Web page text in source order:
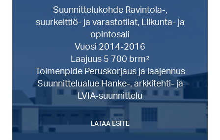
Suunnittelukohde Ravintola-,
suurkeittiö- ja varastotilat, Liikunta- ja
opintosali
Vuosi 2014-2016
Laajuus 5 700 brm²
Toimenpide Peruskorjaus ja laajennus
Suunnittelualue Hanke-, arkkitehti- ja
LVIA-suunnittelu
LATAA ESITE